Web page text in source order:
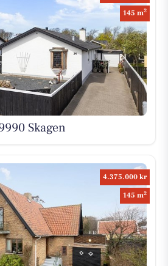
145 m2
Skagen
4.375.000 kr
145 m2